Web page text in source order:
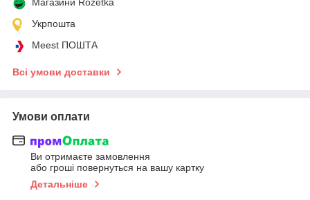
Укрпошта
Meest ПОШТА
Всі умови доставки
Умови оплати
Ви отримаєте замовлення
або гроші повернуться на вашу картку
Детальніше